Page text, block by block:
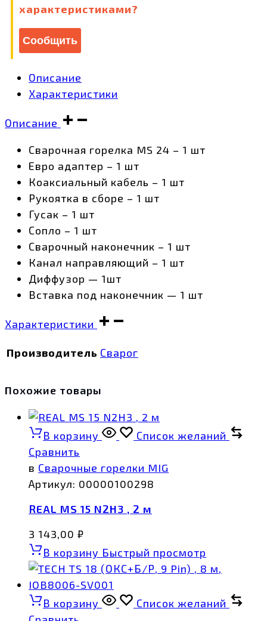
характеристиками?
Сообщить
Описание
Характеристики
Описание
Сварочная горелка MS 24 – 1 шт
Евро адаптер – 1 шт
Коаксиальный кабель – 1 шт
Рукоятка в сборе – 1 шт
Гусак – 1 шт
Сопло – 1 шт
Сварочный наконечник – 1 шт
Канал направляющий – 1 шт
Диффузор — 1шт
Вставка под наконечник — 1 шт
Характеристики
Производитель Сварог
Похожие товары
В корзину
Список желаний
Сравнить
в Сварочные горелки MIG
Артикул: 00000100298
REAL MS 15 N2H3 , 2 м
3 143,00 ₽
В корзину Быстрый просмотр
В корзину
Список желаний